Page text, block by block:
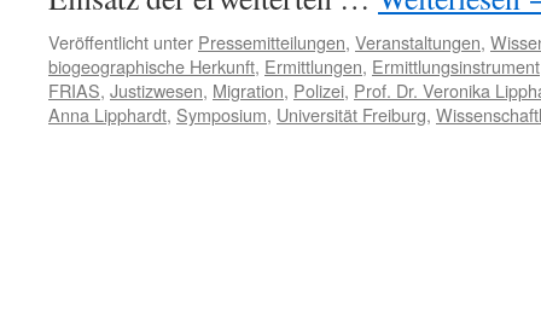
Veröffentlicht unter Pressemitteilungen, Veranstaltungen,
biogeographische Herkunft, Ermittlungen, Ermittlungsinstrument
FRIAS, Justizwesen, Migration, Polizei, Prof. Dr. Veronika
Anna Lipphardt, Symposium, Universität Freiburg,